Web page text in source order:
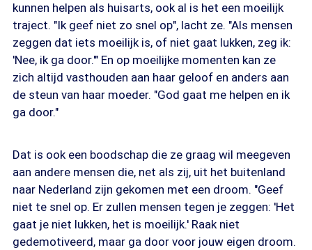
kunnen helpen als huisarts, ook al is het een moeilijk
traject. "Ik geef niet zo snel op", lacht ze. "Als mensen
zeggen dat iets moeilijk is, of niet gaat lukken, zeg ik:
'Nee, ik ga door.'" En op moeilijke momenten kan ze
zich altijd vasthouden aan haar geloof en anders aan
de steun van haar moeder. "God gaat me helpen en ik
ga door."
Dat is ook een boodschap die ze graag wil meegeven
aan andere mensen die, net als zij, uit het buitenland
naar Nederland zijn gekomen met een droom. "Geef
niet te snel op. Er zullen mensen tegen je zeggen: 'Het
gaat je niet lukken, het is moeilijk.' Raak niet
gedemotiveerd, maar ga door voor jouw eigen droom.